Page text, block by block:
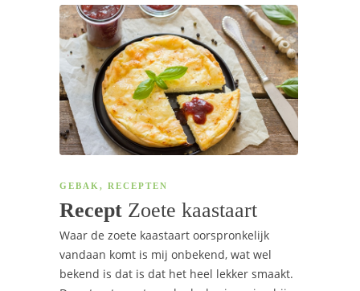
GEBAK , RECEPTEN
Recept Zoe­te kaastaart
Waar de zoete kaastaart oorspronkelijk
vandaan komt is mij onbekend, wat wel
bekend is dat is dat het heel lekker smaakt.